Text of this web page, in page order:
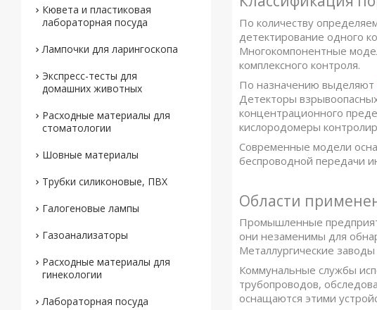
По количеству
детектирование одного
Многокомпонентные
комплексного контроля.
По назначению выделяют
Детекторы
концентрационного
кислородомеры
Современные модели
беспроводной передачи
Области
Промышленные
они незаменимы для
Металлургические
Коммунальные службы
трубопроводов,
оснащаются этими
Кювета и пластиковая
лабораторная посуда
Лампочки для ларингоскопа
Экспресс-тесты для
домашних животных
Расходные материалы для
стоматологии
Шовные материалы
Трубки силиконовые, ПВХ
Галогеновые лампы
Газоанализаторы
Расходные материалы для
гинекологии
Лабораторная посуда